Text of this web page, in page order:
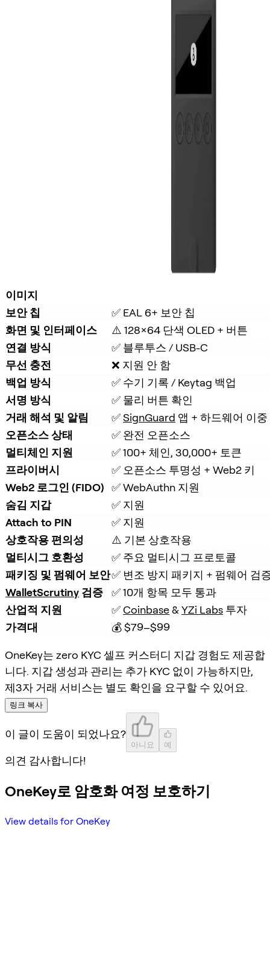
이미지
보안 칩
✅ EAL 6+ 보안 칩
화면 및 인터페이스
⚠️ 128×64 단색 OLED + 버튼
연결 방식
✅ 블루투스 / USB-C
무선 충전
❌ 지원 안 함
백업 방식
✅ 수기 기록 / Keytag 백업
서명 방식
✅ 물리 버튼 확인
거래 해석 및 알림
✅ SignGuard 앱 + 하드웨어 이
오픈소스 상태
✅ 완전 오픈소스
멀티체인 지원
✅ 100+ 체인, 30,000+ 토큰
프라이버시
✅ 오픈소스 투명성 + Web2 키
Web2 로그인 (FIDO)
✅ WebAuthn 지원
숨김 지갑
✅ 지원
Attach to PIN
✅ 지원
상호작용 편의성
⚠️ 기본 상호작용
멀티시그 호환성
✅ 주요 멀티시그 프로토콜
패키징 및 펌웨어 보안✅ 변조 방지 패키지 + 펌웨어 검
WalletScrutiny 검증
✅ 10개 항목 모두 통과
산업적 지원
✅ Coinbase & YZi Labs 투자
가격대
💰 $79–$99
OneKey는 zero KYC 셀프 커스터디 지갑 경험도 제공합
니다. 지갑 생성과 관리는 추가 KYC 없이 가능하지만,
제3자 거래 서비스는 별도 확인을 요구할 수 있어요.
링크 복사
이 글이 도움이 되었나요?
아니요 예
의견 감사합니다!
OneKey로 암호화 여정 보호하기
View details for OneKey